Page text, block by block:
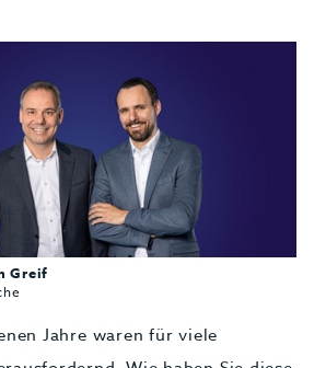
Greif
Jahre waren für viele